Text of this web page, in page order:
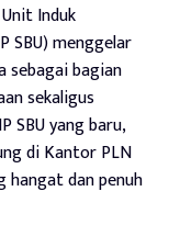
Induk
SBU) menggelar
sebagai bagian
sekaligus
SBU yang baru,
di Kantor PLN
hangat dan penuh